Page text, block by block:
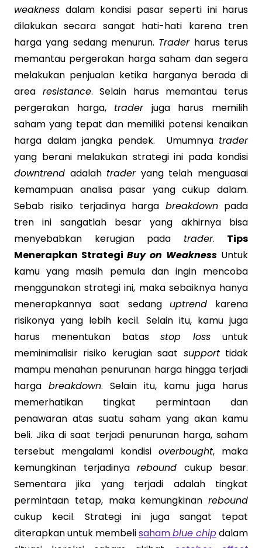
weakness dalam kondisi pasar seperti ini harus
dilakukan secara sangat hati-hati karena tren
harga yang sedang menurun. Traderharus terus
memantau pergerakan harga saham dan segera
melakukan penjualan ketika harganya berada di
area resistance. Selain harus memantau terus
pergerakan harga, traderjuga harus memilih
saham yang tepat dan memiliki potensi kenaikan
harga dalam jangka pendek. Umumnya trader
yang berani melakukan strategi ini pada kondisi
downtrend adalah traderyang telah menguasai
kemampuan analisa pasar yang cukup dalam.
Sebab risiko terjadinya harga breakdownpada
tren ini sangatlah besar yang akhirnya bisa
menyebabkan kerugian pada trader. Tips
Menerapkan Strategi Buy on Weakness Untuk
kamu yang masih pemula dan ingin mencoba
menggunakan strategi ini, maka sebaiknya hanya
menerapkannya saat sedang uptrend karena
risikonya yang lebih kecil. Selain itu, kamu juga
harus menentukan batasstop loss untuk
meminimalisir risiko kerugian saat supporttidak
mampu menahan penurunan harga hingga terjadi
harga breakdown. Selain itu, kamu juga harus
memerhatikan tingkat permintaan dan
penawaran atas suatu saham yang akan kamu
beli. Jika di saat terjadi penurunan harga, saham
tersebut mengalami kondisi overbought, maka
kemungkinan terjadinya rebound cukup besar.
Sementara jika yang terjadi adalah tingkat
permintaan tetap, maka kemungkinan rebound
cukup kecil. Strategi ini juga sangat tepat
diterapkan untuk membelisahamblue chipdalam